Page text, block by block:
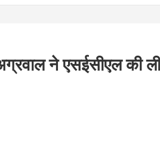
ने एसईसीएल की